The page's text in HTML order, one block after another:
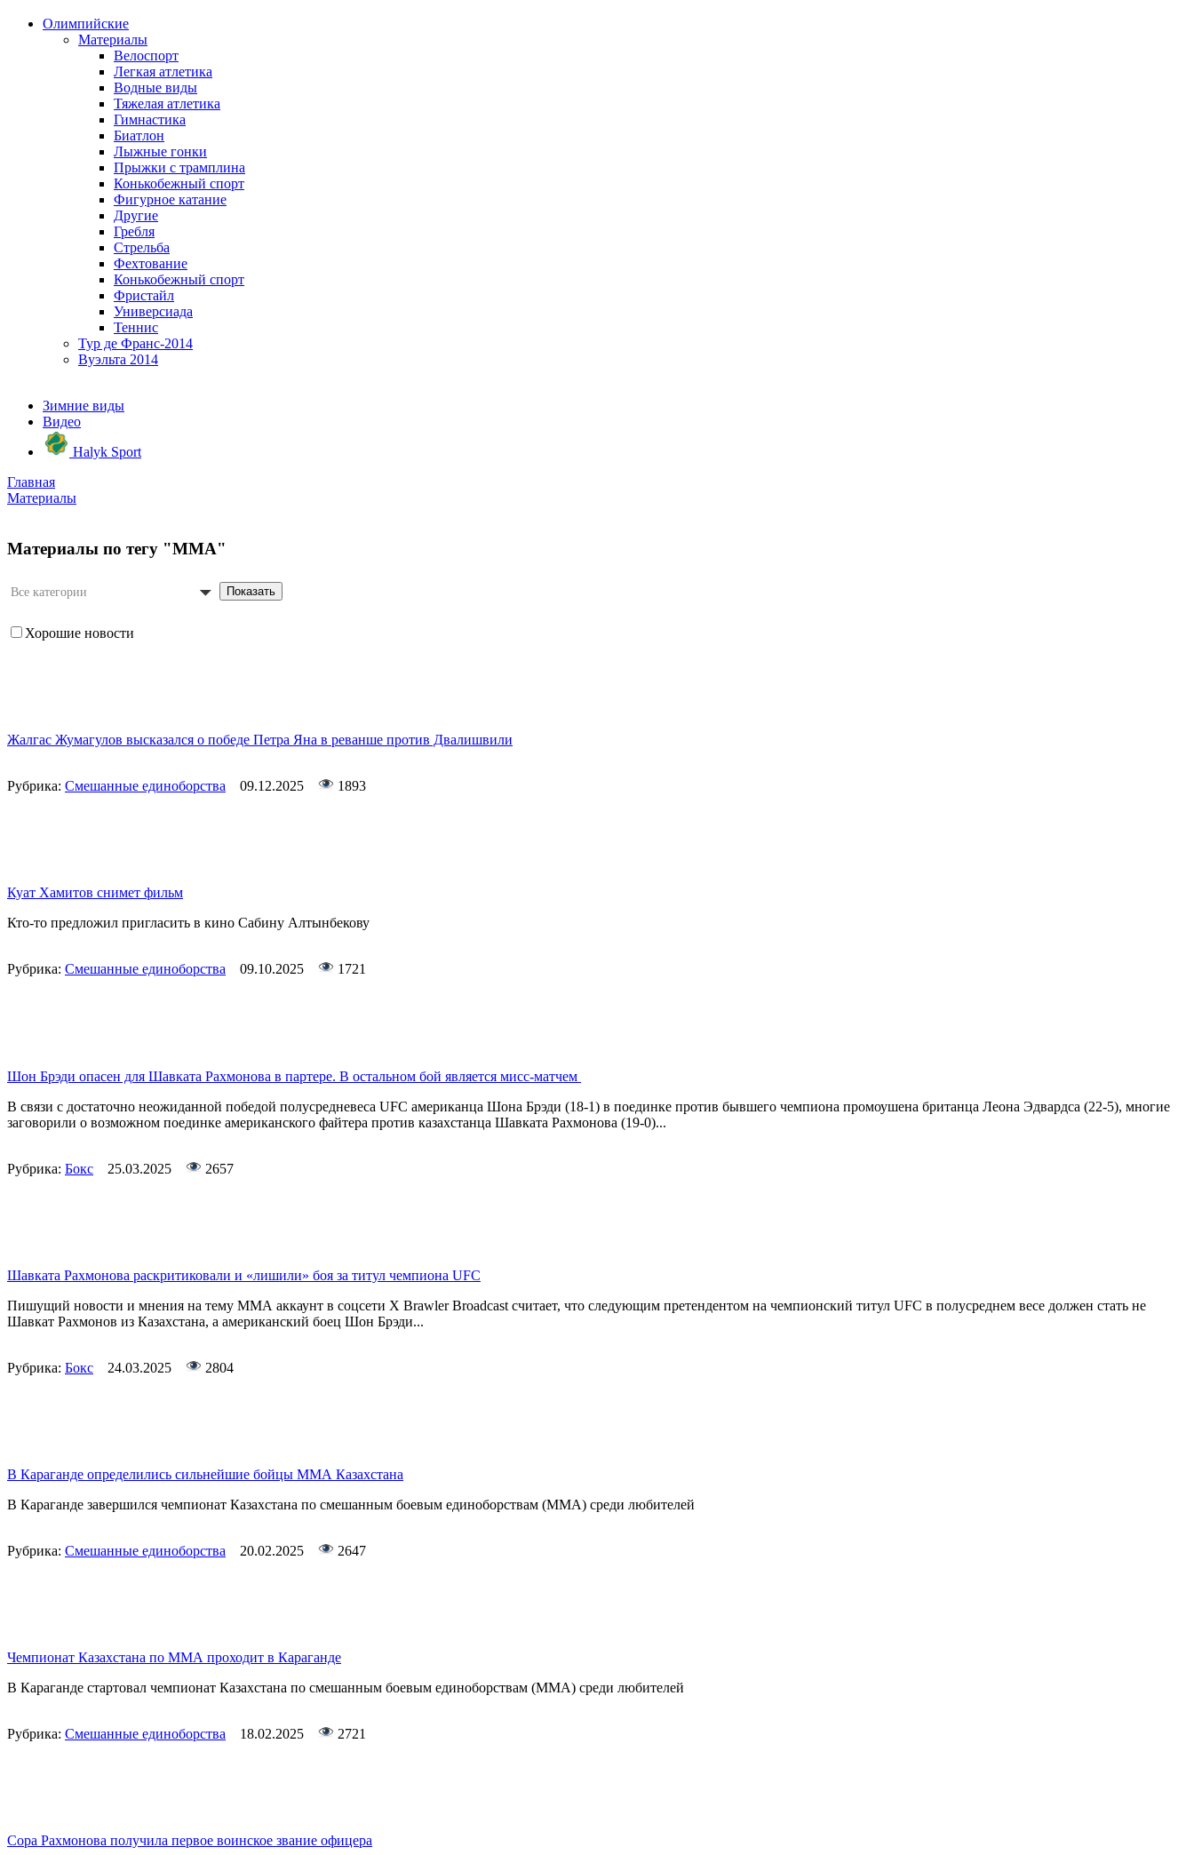
Олимпийские
Материалы
Велоспорт
Легкая атлетика
Водные виды
Тяжелая атлетика
Гимнастика
Биатлон
Лыжные гонки
Прыжки с трамплина
Конькобежный спорт
Фигурное катание
Другие
Гребля
Стрельба
Фехтование
Конькобежный спорт
Фристайл
Универсиада
Теннис
Тур де Франс-2014
Вуэльта 2014
Зимние виды
Видео
Halyk Sport
Главная
Материалы
Материалы по тегу "ММА"
Все категории Показать
Хорошие новости
Жалгас Жумагулов высказался о победе Петра Яна в реванше против Двалишвили
Рубрика: Смешанные единоборства 09.12.2025 1893
Куат Хамитов снимет фильм
Кто-то предложил пригласить в кино Сабину Алтынбекову
Рубрика: Смешанные единоборства 09.10.2025 1721
Шон Брэди опасен для Шавката Рахмонова в партере. В остальном бой является мисс-матчем
В связи с достаточно неожиданной победой полусредневеса UFC американца Шона Брэди (18-1) в поединке против бывшего чемпиона промоушена британца Леона Эдвардса (22-5), многие
заговорили о возможном поединке американского файтера против казахстанца Шавката Рахмонова (19-0)...
Рубрика: Бокс 25.03.2025 2657
Шавката Рахмонова раскритиковали и «лишили» боя за титул чемпиона UFC
Пишущий новости и мнения на тему ММА аккаунт в соцсети Х Brawler Broadcast считает, что следующим претендентом на чемпионский титул UFC в полусреднем весе должен стать не
Шавкат Рахмонов из Казахстана, а американский боец Шон Брэди...
Рубрика: Бокс 24.03.2025 2804
В Караганде определились сильнейшие бойцы ММА Казахстана
В Караганде завершился чемпионат Казахстана по смешанным боевым единоборствам (ММА) среди любителей
Рубрика: Смешанные единоборства 20.02.2025 2647
Чемпионат Казахстана по ММА проходит в Караганде
В Караганде стартовал чемпионат Казахстана по смешанным боевым единоборствам (ММА) среди любителей
Рубрика: Смешанные единоборства 18.02.2025 2721
Сора Рахмонова получила первое воинское звание офицера